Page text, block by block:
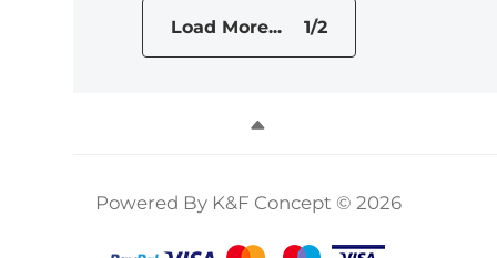
Load More... 1/2
Powered By K&F Concept © 2026